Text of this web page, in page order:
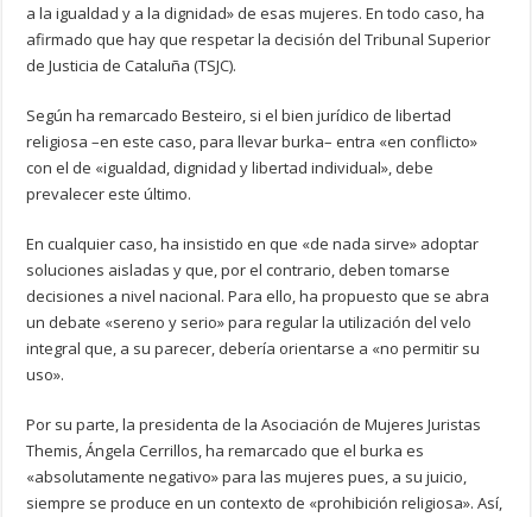
a la igualdad y a la dignidad» de esas mujeres. En todo caso, ha
afirmado que hay que respetar la decisión del Tribunal Superior
de Justicia de Cataluña (TSJC).
Según ha remarcado Besteiro, si el bien jurídico de libertad
religiosa –en este caso, para llevar burka– entra «en conflicto»
con el de «igualdad, dignidad y libertad individual», debe
prevalecer este último.
En cualquier caso, ha insistido en que «de nada sirve» adoptar
soluciones aisladas y que, por el contrario, deben tomarse
decisiones a nivel nacional. Para ello, ha propuesto que se abra
un debate «sereno y serio» para regular la utilización del velo
integral que, a su parecer, debería orientarse a «no permitir su
uso».
Por su parte, la presidenta de la Asociación de Mujeres Juristas
Themis, Ángela Cerrillos, ha remarcado que el burka es
«absolutamente negativo» para las mujeres pues, a su juicio,
siempre se produce en un contexto de «prohibición religiosa». Así,